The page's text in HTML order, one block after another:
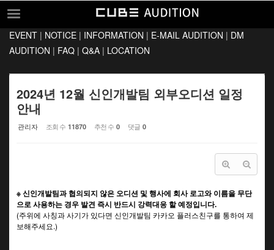
EVENT
INFORMATION
E-MAIL AUDITION
DM AUDITION
LOCATION
EVENT | NOTICE | INFORMATION | E-MAIL AUDITION | DM
AUDITION | FAQ | Q&A | LOCATION
2024년 12월 신인개발팀 외부오디션 일정
안내
관리자 조회 수 11870 추천 수 0 댓글 0
※ 신인개발팀과 협의되지 않은 오디션 및 행사에 회사 로고와 이름을 무단
으로 사용하는 경우 발견 즉시 반드시 강력대응 할 예정입니다.
(주위에 사칭과 사기가 있다면 신인개발팀 카카오 플러스친구를 통하여 제
보해주세요.)